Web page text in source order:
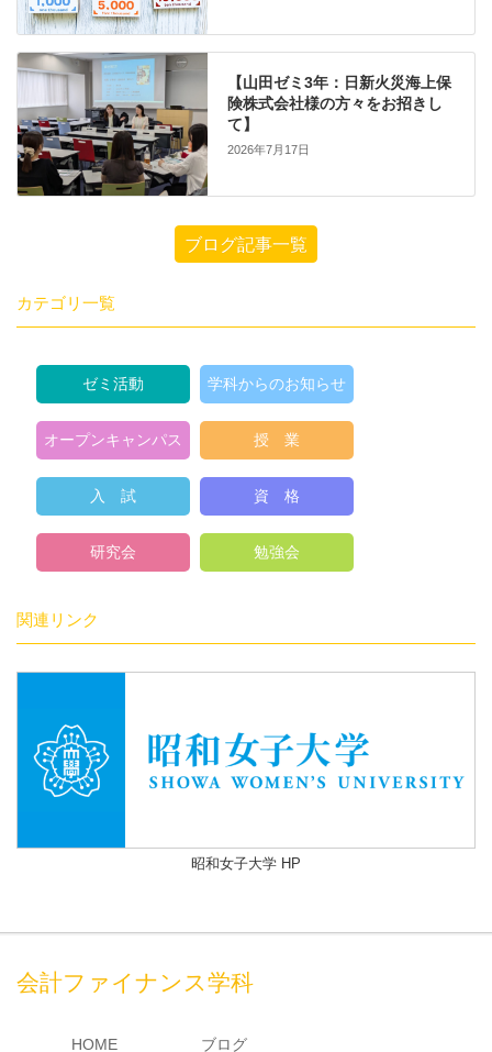
【山田ゼミ3年：日新火災海上保
険株式会社様の方々をお招きし
て】
2026年7月17日
ブログ記事一覧
カテゴリ一覧
ゼミ活動 学科からのお知らせ
オープンキャンパス 授 業
入 試 資 格
研究会 勉強会
関連リンク
昭和女子大学 HP
会計ファイナンス学科
HOME ブログ